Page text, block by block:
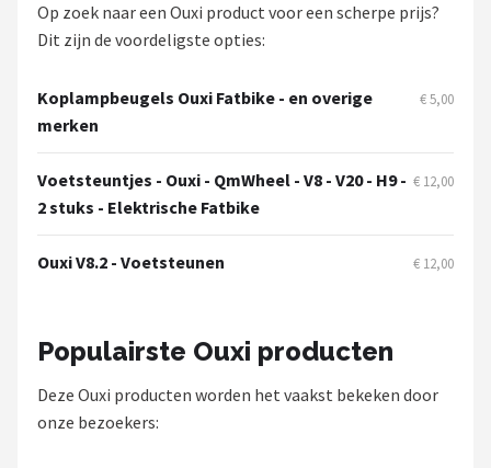
Op zoek naar een Ouxi product voor een scherpe prijs?
Dit zijn de voordeligste opties:
Koplampbeugels Ouxi Fatbike - en overige
merken
€ 5,00
Voetsteuntjes - Ouxi - QmWheel - V8 - V20 - H9 -
2 stuks - Elektrische Fatbike
€ 12,00
Ouxi V8.2 - Voetsteunen € 12,00
Populairste Ouxi producten
Deze Ouxi producten worden het vaakst bekeken door
onze bezoekers: